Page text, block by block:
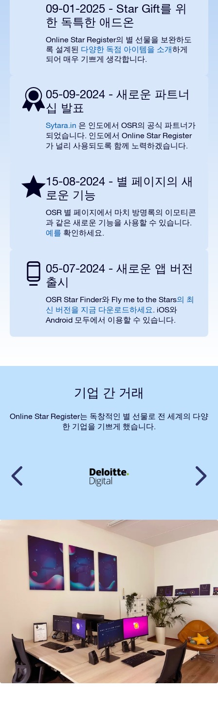
09-01-2025 - Star Gift를 위
한 독특한 애드온
Online Star Register의 별 선물을 보완하도
록 설계된 다양한 독점 아이템을 소개하게
되어 매우 기쁘게 생각합니다.
05-09-2024 - 새로운 파트너
십 발표
Sytara.in 은 인도에서 OSR의 공식 파트너가
되었습니다. 인도에서 Online Star Register
가 널리 사용되 도록 함께 노력하겠습니다.
15-08-2024 - 별 페이지의 새
로운 기능
OSR 별 페이지에서 마치 방명록의 이모티콘
과 같은 새로운 기능을 사용할 수 있습니다.
예를 확인하세요.
05-07-2024 - 새로운 앱 버전
출시
OSR Star Finder와 Fly me to the Stars의 최
신 버전을 지금 다운로드하세요. iOS와
Android 모두에서 이 용할 수 있습니다.
기업 간 거래
Online Star Register는 독창적인 별 선물로 전 세계의 다양
한 기업을 기쁘게 했습니다.